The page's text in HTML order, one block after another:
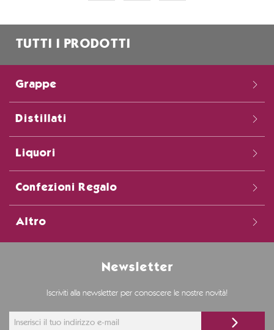
TUTTI I PRODOTTI
Grappe
Distillati
Liquori
Confezioni Regalo
Altro
Newsletter
Iscriviti alla newsletter per conoscere le nostre novità!